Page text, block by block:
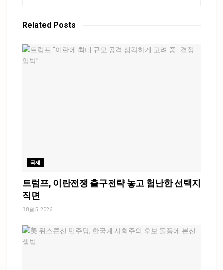
Related Posts
국제
트럼프, 이란전쟁 출구전략 놓고 험난한 선택지
직면
8월 5, 2026